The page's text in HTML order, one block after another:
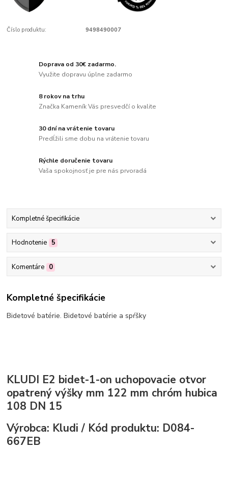
Číslo produktu: 9498490007
Doprava od 30€ zadarmo.
Využite dopravu úplne zadarmo
8 rokov na trhu
Značka Kameník Vás presvedčí o kvalite
30 dní na vrátenie tovaru
Predĺžili sme dobu na vrátenie tovaru
Rýchle doručenie tovaru
Vaša spokojnosť je pre nás prvoradá
Kompletné špecifikácie
Hodnotenie 5
Komentáre 0
Kompletné špecifikácie
Bidetové batérie. Bidetové batérie a spŕšky
KLUDI E2 bidet-1-on uchopovacie otvor
opatrený výšky mm 122 mm chróm hubica
108 DN 15
Výrobca: Kludi / Kód produktu: D084-
667EB